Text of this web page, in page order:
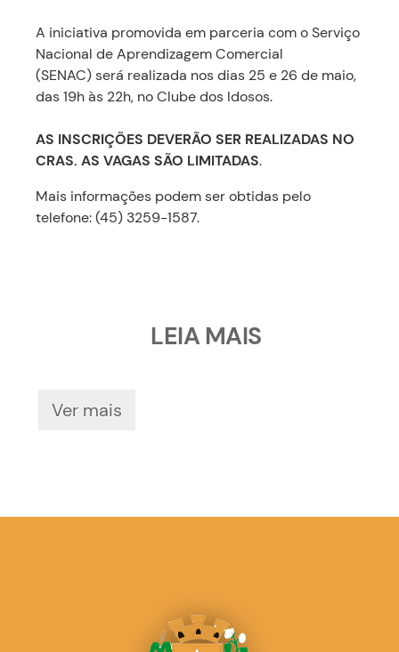
A iniciativa promovida em parceria com o Serviço
Nacional de Aprendizagem Comercial
(SENAC) será realizada nos dias 25 e 26 de maio,
das 19h às 22h, no Clube dos Idosos.
AS INSCRIÇÕES DEVERÃO SER REALIZADAS NO
CRAS. AS VAGAS SÃO LIMITADAS.
Mais informações podem ser obtidas pelo
telefone: (45) 3259-1587.
LEIA MAIS
Ver mais